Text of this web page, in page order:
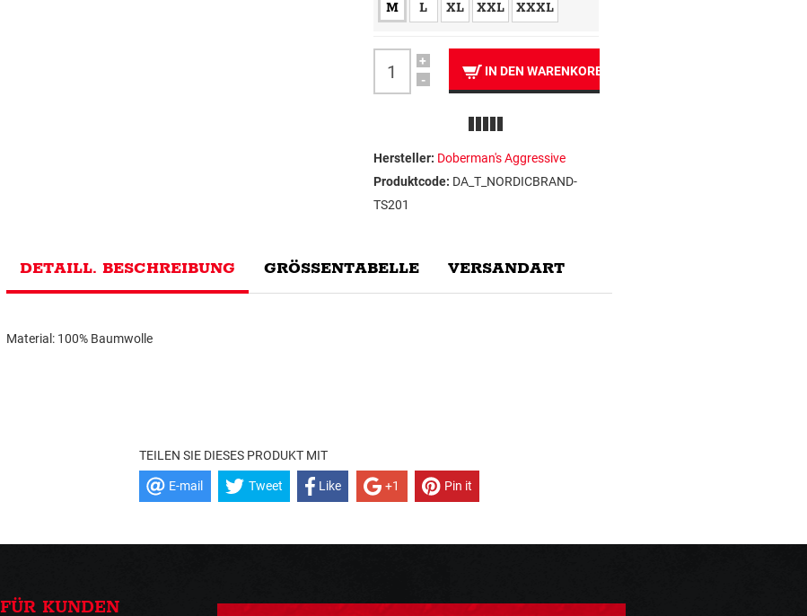
M L XL XXL XXXL
+
-
IN DEN WARENKORB
Hersteller: Doberman's Aggressive
Produktcode: DA_T_NORDICBRAND-
TS201
DETAILL. BESCHREIBUNG GRÖSSENTABELLE VERSANDART
Material: 100% Baumwolle
TEILEN SIE DIESES PRODUKT MIT
E-mail Tweet Like +1 Pin it
FÜR KUNDEN